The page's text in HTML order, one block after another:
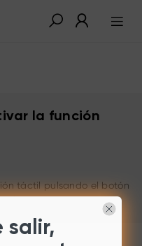
la función
táctil pulsando el botón
producto.
salir,